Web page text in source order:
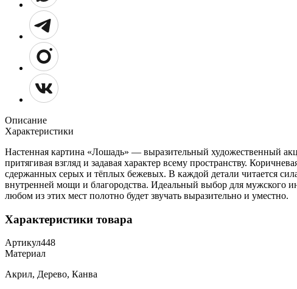
Описание
Характеристики
Настенная картина «Лошадь» — выразительный художественный
притягивая взгляд и задавая характер всему пространству.
сдержанных серых и тёплых бежевых. В каждой детали читается
внутренней мощи и благородства. Идеальный выбор для мужского
любом из этих мест полотно будет звучать выразительно и уместно.
Характеристики товара
Артикул448
Материал
Акрил, Дерево, Канва